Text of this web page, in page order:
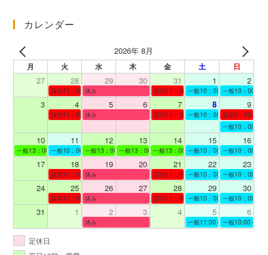
イ
カレンダー
2026年 8月
月 火 水 木 金 土 日
27 28 29 30 31 1 2
貸切11：00～12：00
休み 貸切11：00～12：00一般10：00～19：00
一般10：00～
3 4 5 6 7 8 9
貸切11：00～12：00
休み 貸切11：00～12：00一般10：00～19：00
貸切9：00～10
一般10：00～
10 11 12 13 14 15 16
一般13：00～19：00一般10：00～19：00一般13：00～19：00一般13：00～19：00一般13：00～19：00一般10：00～19：00
一般10：00～
17 18 19 20 21 22 23
貸切11：00～12：00
休み 貸切11：00～13：00一般10：00～19：00
一般10：00～
24 25 26 27 28 29 30
貸切11：00～12：00
休み 貸切11：00～12：00一般10：00～19：00
一般10：00～
31 1 2 3 4 5 6
休み 一般11:00～19:00一般10:00～
定休日